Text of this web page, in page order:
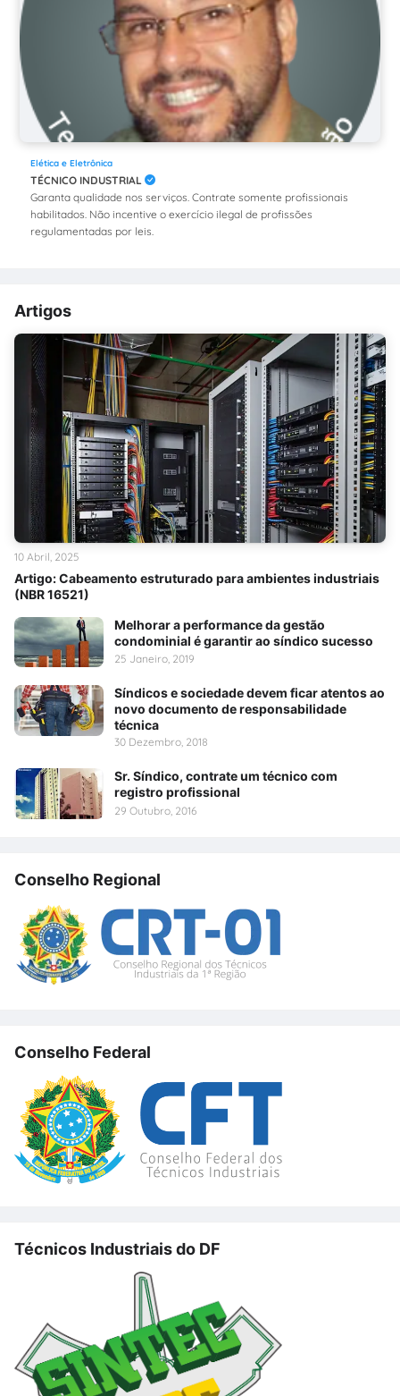
Elética e Eletrônica
TÉCNICO INDUSTRIAL
Garanta qualidade nos serviços. Contrate somente profissionais
habilitados. Não incentive o exercício ilegal de profissões
regulamentadas por leis.
Artigos
Artigo: Cabeamento estruturado para ambientes industriais
(NBR 16521)
10 Abril, 2025
Melhorar a performance da gestão
condominial é garantir ao síndico sucesso
25 Janeiro, 2019
Síndicos e sociedade devem ficar atentos ao
novo documento de responsabilidade
técnica
30 Dezembro, 2018
Sr. Síndico, contrate um técnico com
registro profissional
29 Outubro, 2016
Conselho Regional
Conselho Federal
Técnicos Industriais do DF